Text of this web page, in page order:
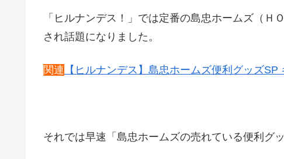
「ヒルナンデス！」では定番の島忠ホームズ（Ｈ
され話題になりました。
関連 【ヒルナンデス】島忠ホームズ便利グッズ
それでは早速「島忠ホームズの売れている便利グ